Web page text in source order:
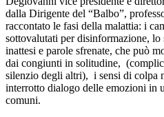
dalla Dirigente del “Balbo”,
raccontato le fasi della malattia: i
sottovalutati per disinformazione,
inattesi e parole sfrenate, che può
dai congiunti in solitudine,
silenzio degli altri), i sensi di colpa
interrotto dialogo delle emozioni in
comuni.